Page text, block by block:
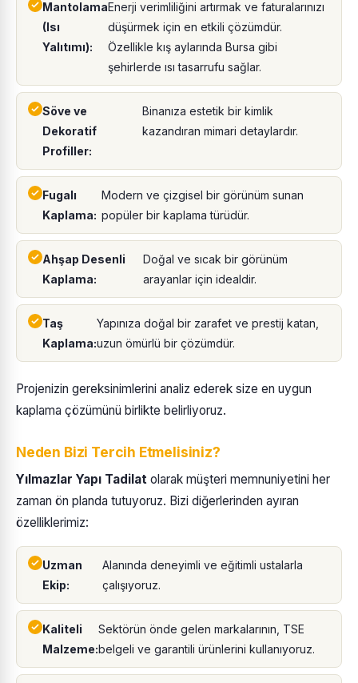
Mantolama
(Isı
Yalıtımı):
Enerji verimliliğini artırmak ve faturalarınızı
düşürmek için en etkili çözümdür.
Özellikle kış aylarında Bursa gibi
şehirlerde ısı tasarrufu sağlar.
Söve ve
Dekoratif
Profiller:
Binanıza estetik bir kimlik
kazandıran mimari detaylardır.
Fugalı
Kaplama:
Modern ve çizgisel bir görünüm sunan
popüler bir kaplama türüdür.
Ahşap Desenli
Kaplama:
Doğal ve sıcak bir görünüm
arayanlar için idealdir.
Taş
Kaplama:
Yapınıza doğal bir zarafet ve prestij katan,
uzun ömürlü bir çözümdür.
Projenizin gereksinimlerini analiz ederek size en uygun
kaplama çözümünü birlikte belirliyoruz.
Neden Bizi Tercih Etmelisiniz?
Yılmazlar Yapı Tadilat olarak müşteri memnuniyetini her
zaman ön planda tutuyoruz. Bizi diğerlerinden ayıran
özelliklerimiz:
Uzman
Ekip:
Alanında deneyimli ve eğitimli ustalarla
çalışıyoruz.
Kaliteli
Malzeme:
Sektörün önde gelen markalarının, TSE
belgeli ve garantili ürünlerini kullanıyoruz.